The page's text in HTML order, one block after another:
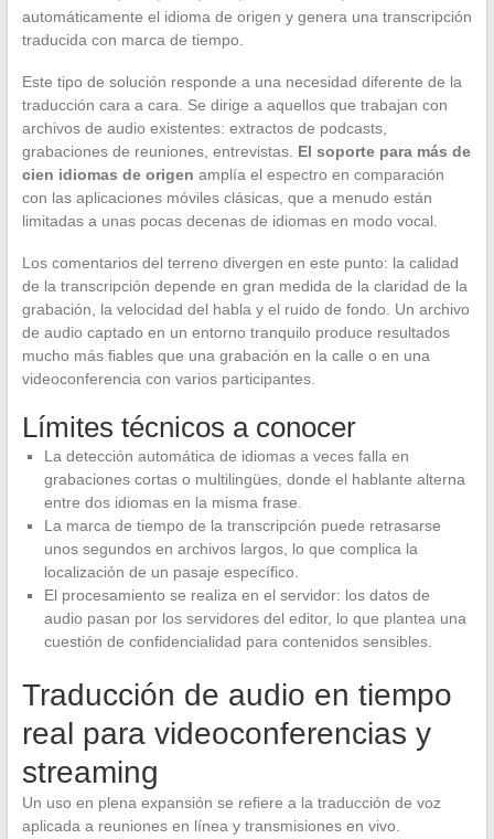
automáticamente el idioma de origen y genera una transcripción
traducida con marca de tiempo.
Este tipo de solución responde a una necesidad diferente de la
traducción cara a cara. Se dirige a aquellos que trabajan con
archivos de audio existentes: extractos de podcasts,
grabaciones de reuniones, entrevistas. El soporte para más de
cien idiomas de origen amplía el espectro en comparación
con las aplicaciones móviles clásicas, que a menudo están
limitadas a unas pocas decenas de idiomas en modo vocal.
Los comentarios del terreno divergen en este punto: la calidad
de la transcripción depende en gran medida de la claridad de la
grabación, la velocidad del habla y el ruido de fondo. Un archivo
de audio captado en un entorno tranquilo produce resultados
mucho más fiables que una grabación en la calle o en una
videoconferencia con varios participantes.
Límites técnicos a conocer
La detección automática de idiomas a veces falla en
grabaciones cortas o multilingües, donde el hablante alterna
entre dos idiomas en la misma frase.
La marca de tiempo de la transcripción puede retrasarse
unos segundos en archivos largos, lo que complica la
localización de un pasaje específico.
El procesamiento se realiza en el servidor: los datos de
audio pasan por los servidores del editor, lo que plantea una
cuestión de confidencialidad para contenidos sensibles.
Traducción de audio en tiempo
real para videoconferencias y
streaming
Un uso en plena expansión se refiere a la traducción de voz
aplicada a reuniones en línea y transmisiones en vivo.